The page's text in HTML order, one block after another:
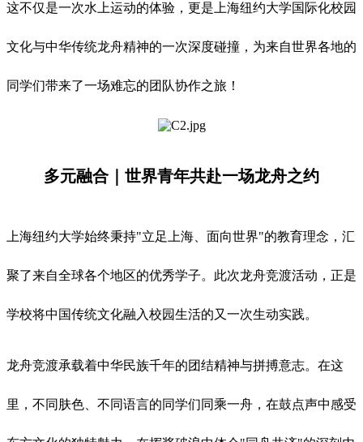
这不仅是一次水上运动的体验，更是上海纽约大学国际化校园
文化与中华传统龙舟精神的一次深度碰撞，为来自世界各地的
同学们带来了一场难忘的团队协作之旅！
多元融合｜世界青年共赴一场龙舟之约
上海纽约大学始终秉持"立足上海、面向世界"的教育理念，汇
聚了来自全球各个地区的优秀学子。此次龙舟竞渡活动，正是
学校将中国传统文化融入校园生活的又一次生动实践。
龙舟竞渡承载着中华民族千年的团结精神与拼搏意志。在这
里，不同肤色、不同语言的同学们同乘一舟，在鼓点声中感受